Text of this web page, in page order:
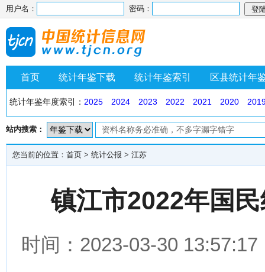
用户名： 密码：
首页 统计年鉴下载 统计年鉴索引 区县统计年
统计年鉴年度索引： 2025 2024 2023 2022 2021 2020
站内搜索：
您当前的位置： 首页 > 统计公报 > 江苏
镇江市2022年国
时间：2023-03-30